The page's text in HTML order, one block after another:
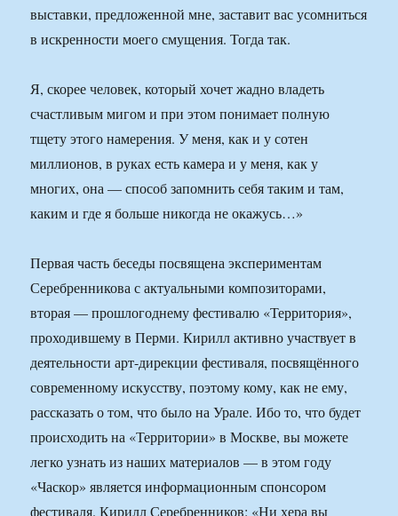
выставки, предложенной мне, заставит вас усомниться
в искренности моего смущения. Тогда так.
Я, скорее человек, который хочет жадно владеть
счастливым мигом и при этом понимает полную
тщету этого намерения. У меня, как и у сотен
миллионов, в руках есть камера и у меня, как у
многих, она — способ запомнить себя таким и там,
каким и где я больше никогда не окажусь…»
Первая часть беседы посвящена экспериментам
Серебренникова с актуальными композиторами,
вторая — прошлогоднему фестивалю «Территория»,
проходившему в Перми. Кирилл активно участвует в
деятельности арт-дирекции фестиваля, посвящённого
современному искусству, поэтому кому, как не ему,
рассказать о том, что было на Урале. Ибо то, что будет
происходить на «Территории» в Москве, вы можете
легко узнать из наших материалов — в этом году
«Часкор» является информационным спонсором
фестиваля. Кирилл Серебренников: «Ни хера вы